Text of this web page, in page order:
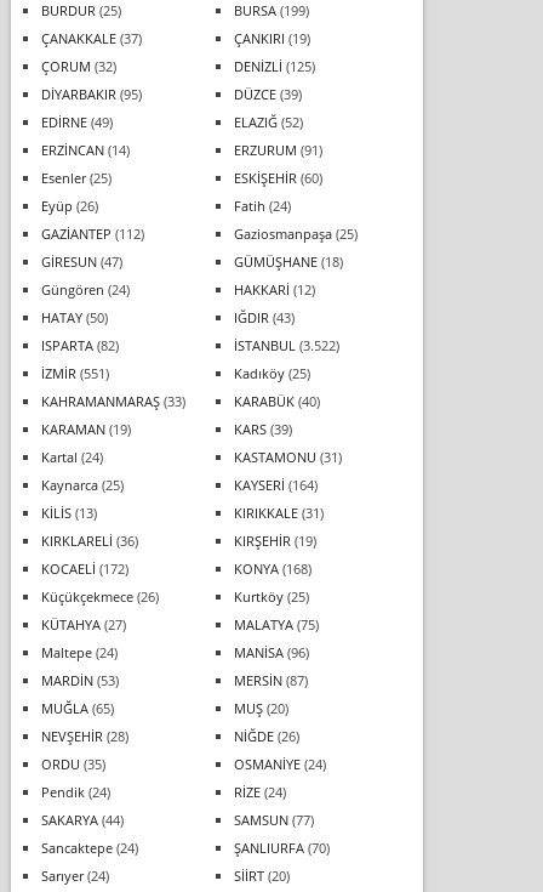
BURDUR (25) BURSA(199)
ÇANAKKALE(37) ÇANKIRI (19)
ÇORUM (32) DENİZLİ (125)
DİYARBAKIR (95) DÜZCE(39)
EDİRNE(49) ELAZIĞ(52)
ERZİNCAN(14) ERZURUM (91)
Esenler(25) ESKİŞEHİR (60)
Eyüp (26) Fatih (24)
GAZİANTEP (112) Gaziosmanpaşa(25)
GİRESUN(47) GÜMÜŞHANE(18)
Güngören (24) HAKKARİ (12)
HATAY(50) IĞDIR (43)
ISPARTA(82) İSTANBUL (3.522)
İZMİR (551) Kadıköy(25)
KAHRAMANMARAŞ(33) KARABÜK(40)
KARAMAN(19) KARS(39)
Kartal (24) KASTAMONU (31)
Kaynarca(25) KAYSERİ (164)
KİLİS(13) KIRIKKALE(31)
KIRKLARELİ (36) KIRŞEHİR (19)
KOCAELİ (172) KONYA(168)
Küçükçekmece(26) Kurtköy(25)
KÜTAHYA(27) MALATYA(75)
Maltepe(24) MANİSA(96)
MARDİN(53) MERSİN(87)
MUĞLA(65) MUŞ(20)
NEVŞEHİR (28) NİĞDE(26)
ORDU (35) OSMANİYE(24)
Pendik(24) RİZE(24)
SAKARYA(44) SAMSUN(77)
Sancaktepe(24) ŞANLIURFA(70)
Sarıyer(24) SİİRT(20)